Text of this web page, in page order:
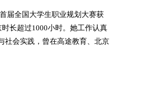
届全国大学生职业规划大赛获
长超过1000小时。她工作认真
社会实践，曾在高途教育、北京